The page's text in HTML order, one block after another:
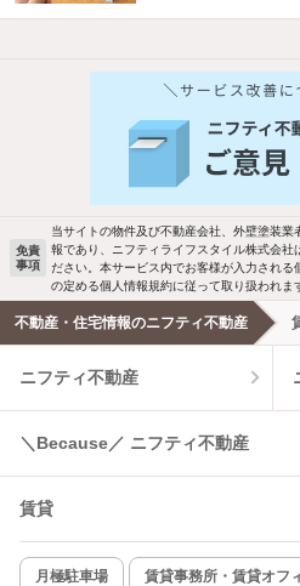
バス・トイレ別
洗濯機置場あり
エアコンあり
温水洗浄便座
コンロ2口以上
新着のみ
免責
事項
当サイトの物件及び不動産会社、外壁塗装
報であり、ニフティライフスタイル株式会社
ださい。本サービス内でお客様が入力され
の定める個人情報規約に従って取り扱われま
不動産・住宅情報のニフティ不動産
ニフティ不動産
＼Because／ ニフティ不動産
賃貸
月極駐車場 賃貸事務所・賃貸オフ